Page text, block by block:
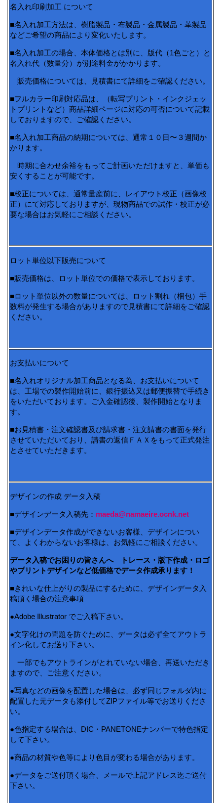
名入れ印刷加工 について
■名入れ加工方法は、樹脂製品・布製品・金属製品・革製品
などご希望の商品により変化いたします。
■名入れ加工の場合、本体価格とは別に、版代（1色ごと）と
名入れ代（数量分）が別途料金がかかります。
販売価格については、見積書にて詳細をご確認ください。
■フルカラー印刷対応品は、（転写プリント・インクジェッ
トプリントなど）商品詳細ページに対応の可否について記載
しておりますので、ご確認ください。
■名入れ加工商品の納期については、通常１０日〜３週間か
かります。
時期に合わせ余裕をもってご計画いただけますと、単価も
安くすることが可能です。
■校正については、通常量産前に、レイアウト校正（画像校
正）にて対応しておりますが、現物商品での試作・校正が必
要な場合はお気軽にご相談ください。
ロット単位以下販売について
■販売価格は、ロット単位での価格で表示しております。
■ロット単位以外の数量については、ロット割れ（梱包）手
数料が発生する場合がありますので見積書にて詳細をご確認
ください。
お支払いについて
■名入れオリジナル加工商品となる為、お支払いについて
は、工場での製作開始前に、銀行振込又は郵便振替で手続き
をいただいております。ご入金確認後、製作開始となりま
す。
■お見積書・注文確認書及び請求書・注文請書の書面を発行
させていただいており、請書の返信ＦＡＸをもって正式発注
とさせていただきます。
デザインの作成 データ入稿
■デザインデータ入稿先： maeda@namaeire.ocnk.net
■デザインデータ作成ができないお客様、デザインについ
て、よくわからないお客様は、お気軽にご相談ください。
データ入稿でお困りの皆さんへ トレース・版下作成・ロゴ
やプリントデザインなど低価格でデータ作成承ります！
■きれいな仕上がりの製品にするために、デザインデータ入
稿頂く場合の注意事項
●Adobe Illustrator でご入稿下さい。
●文字化けの問題を防ぐために、データは必ず全てアウトラ
イン化してお送り下さい。
一部でもアウトラインがとれていない場合、再送いただき
ますので、ご注意ください。
●写真などの画像を配置した場合は、必ず同じフォルダ内に
配置した元データも添付してZIPファイル等でお送りくださ
い。
●色指定する場合は、DIC・PANETONEナンバーで特色指定
して下さい。
●商品の材質や色等により色目が変わる場合があります。
●データをご送付頂く場合、メールで上記アドレス迄ご送付
下さい。